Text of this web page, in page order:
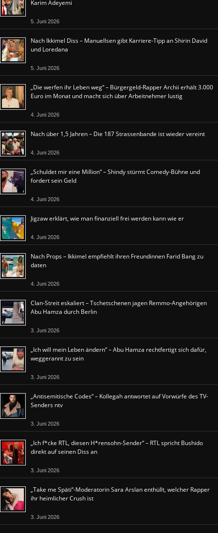
Karim Adeyemi
5. Juni 2026
Nach Ikkimel Diss – Manuellsen gibt Karriere-Tipp an Shirin David
und Loredana
5. Juni 2026
„Die werfen ihr Leben weg“ – Bürgergeld-Rapper Archii erhält 3.000
Euro im Monat und macht sich über Arbeitnehmer lustig
4. Juni 2026
Nach über 1,5 Jahren – Die 187 Strassenbande ist wieder vereint
4. Juni 2026
„Schuldet mir eine Million“ – Shindy stürmt Comedy-Bühne und
fordert sein Geld
4. Juni 2026
Jigzaw erklärt, wie man finanziell frei werden kann wie er
4. Juni 2026
Nach Props – Ikkimel empfiehlt ihren Freundinnen Farid Bang zu
daten
4. Juni 2026
Clan-Streit eskaliert – Tschetschenen jagen Remmo-Angehörigen
Abu Hamza durch Berlin
3. Juni 2026
„Ich will mein Leben ändern“ – Abu Hamza rechtfertigt sich dafür,
weggerannt zu sein
3. Juni 2026
„Antisemitische Codes“ – Kollegah antwortet auf Vorwürfe des TV-
Senders ntv
3. Juni 2026
„Ich f*cke RTL, diesen H*rensohn-Sender“ – RTL spricht Bushido
direkt auf seinen Diss an
3. Juni 2026
„Take me Späti“-Moderatorin Sara Arslan enthüllt, welcher Rapper
ihr heimlicher Crush ist
3. Juni 2026